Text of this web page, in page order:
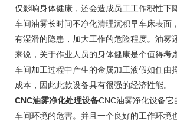
仅影响身体健康，还会造成员工工作积性下
车间油雾长时间不净化清理沉积早车床表面
有湿滑的隐患，加大工作的危险程度。油雾
来说，关于作业人员的身体健康是个值得考
车间加工过程中产生的金属加工液假如任由
成本，因此此款设备具有很强的经济性能。
CNC油雾净化处理设备CNC油雾净化设备
车间环境的危害。并且一个良好的工作环境